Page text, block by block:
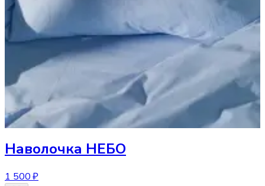
Наволочка НЕБО
1 500 ₽